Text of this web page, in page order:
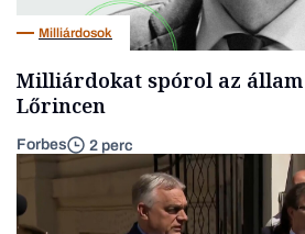
Milliárdosok
Milliárdokat spórol az állam
Lőrincen
Forbes 2 perc